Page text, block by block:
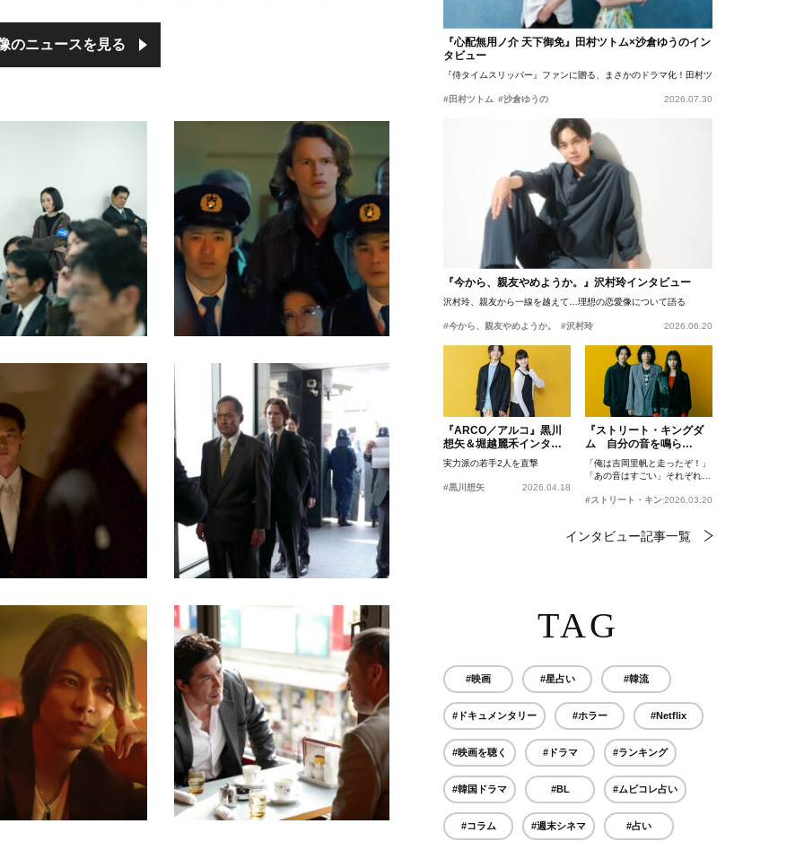
のニュースを見る
『心配無用ノ介 天下御免』田村ツトム×沙倉ゆうのイン
タビュー
『侍タイムスリッパー』ファンに贈る、まさかのドラマ化！田村ツトム×沙倉ゆうのが語
#田村ツトム #沙倉ゆうの 2026.07.30
『今から、親友やめようか。』沢村玲インタビュー
沢村玲、親友から一線を越えて…理想の恋愛像について語る
#今から、親友やめようか。 #沢村玲 2026.06.20
『ARCO／アルコ』黒川
想矢＆堀越麗禾インタビ
ュー
実力派の若手2人を直撃
#黒川想矢 2026.04.18
『ストリート・キングダ
ム 自分の音を鳴ら
せ。』峯田和伸、若葉竜
也、吉岡里帆インタビュ
ー
「俺は吉岡里帆と走ったぞ！」
「あの音はすごい」それぞれの
#ストリート・キングダム 自分の音を鳴らせ。
2026.03.20
インタビュー記事一覧
TAG
#映画 #星占い #韓流
#ドキュメンタリー #ホラー #Netflix
#映画を聴く #ドラマ #ランキング
#韓国ドラマ #BL #ムビコレ占い
#コラム #週末シネマ #占い